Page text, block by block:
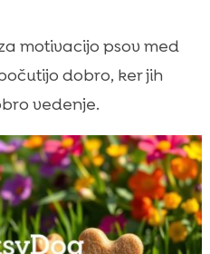
motivacijo psov med
dobro, ker jih
vedenje.